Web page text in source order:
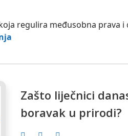
regulira međusobna prava i
Zašto liječnici
boravak u prirodi?